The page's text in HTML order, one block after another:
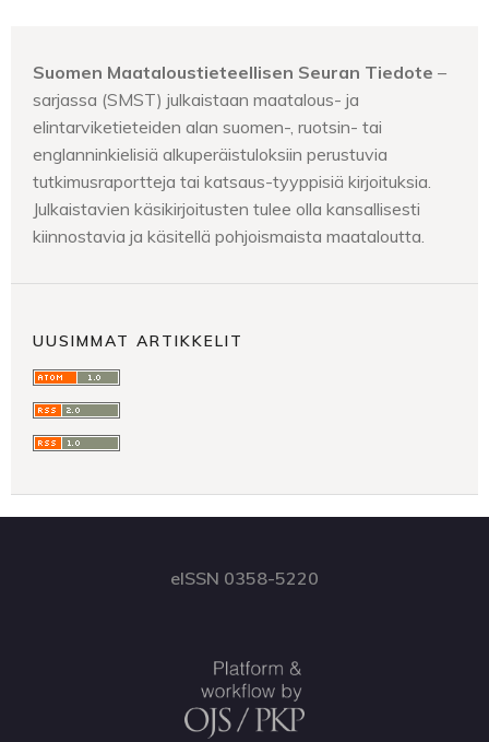
Suomen Maataloustieteellisen Seuran Tiedote –
sarjassa (SMST) julkaistaan maatalous- ja
elintarviketieteiden alan suomen-, ruotsin- tai
englanninkielisiä alkuperäistuloksiin perustuvia
tutkimusraportteja tai katsaus-tyyppisiä kirjoituksia.
Julkaistavien käsikirjoitusten tulee olla kansallisesti
kiinnostavia ja käsitellä pohjoismaista maataloutta.
UUSIMMAT ARTIKKELIT
eISSN 0358-5220